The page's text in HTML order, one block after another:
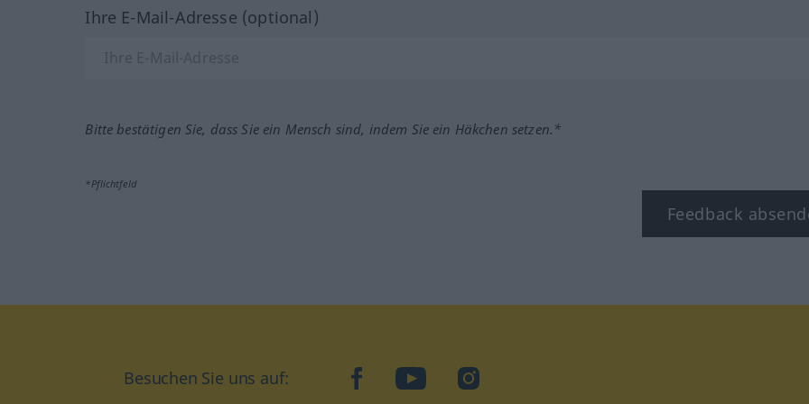
Ihre E-Mail-Adresse (optional)
Bitte bestätigen Sie, dass Sie ein Mensch sind, indem Sie ein Häkchen setzen.*
*Pflichtfeld
Feedback
Besuchen Sie uns auf: facebookYouTubeInstagram